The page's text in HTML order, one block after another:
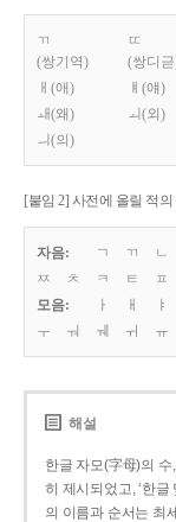
ㄲ
(쌍기역)
ㄸ
(쌍디
ㅐ(애)
ㅒ(얘)
ㅙ(왜)
ㅚ(외)
ㅢ(의)
[붙임 2] 사전에 올릴 적
자음: ㄱ ㄲ ㄴ
ㅉ
ㅊ ㅋ ㅌ ㅍ
모음:
ㅏ ㅐ ㅑ
ㅜ
ㅝ ㅞ ㅟ ㅠ
해설
한글 자모(字母)의 수
히 제시되었고, ‘한
의 이름과 순서는 최